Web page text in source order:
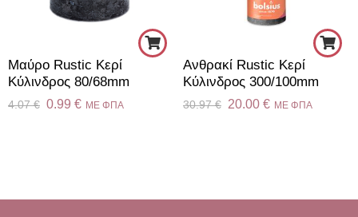
Μαύρο Rustic Κερί
Kύλινδρος 80/68mm
4.07€ 0.99 € ME ΦΠΑ
Aνθρακί Rustic Κερί
Kύλινδρος 300/100mm
30.97€ 20.00 € ME ΦΠΑ